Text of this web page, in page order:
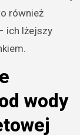
również
ich lżejszy
wody